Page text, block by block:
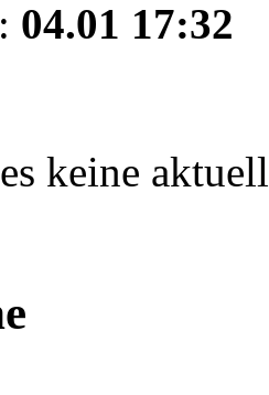
04.01 17:32
keine